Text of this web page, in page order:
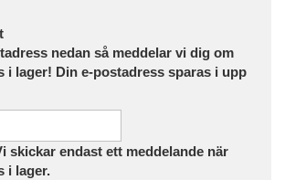
nedan så meddelar vi dig om
i lager! Din e-postadress sparas i upp
skickar endast ett meddelande när
i lager.